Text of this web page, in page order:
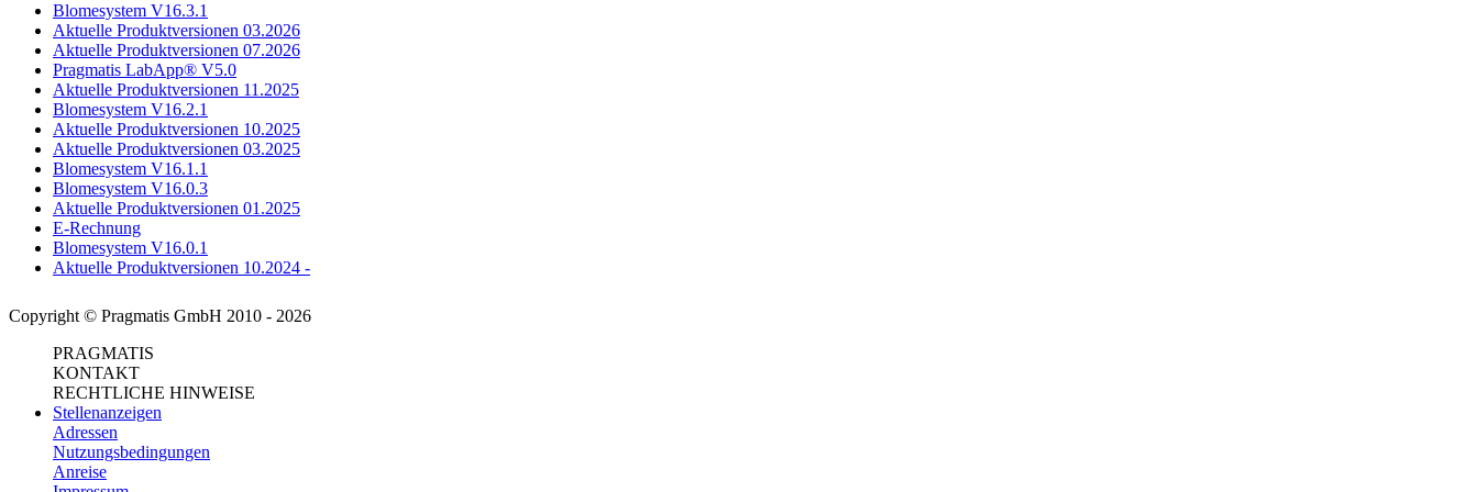
Blomesystem V16.3.1
Aktuelle Produktversionen 03.2026
Aktuelle Produktversionen 07.2026
Pragmatis LabApp® V5.0
Aktuelle Produktversionen 11.2025
Blomesystem V16.2.1
Aktuelle Produktversionen 10.2025
Aktuelle Produktversionen 03.2025
Blomesystem V16.1.1
Blomesystem V16.0.3
Aktuelle Produktversionen 01.2025
E-Rechnung
Blomesystem V16.0.1
Aktuelle Produktversionen 10.2024 -
Copyright © Pragmatis GmbH 2010 - 2026
PRAGMATIS
KONTAKT
RECHTLICHE HINWEISE
Stellenanzeigen
Adressen
Nutzungsbedingungen
Anreise